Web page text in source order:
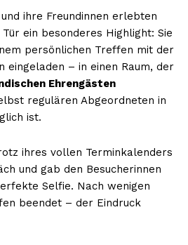
ihre Freundinnen erlebten
ein besonderes Highlight: Sie
persönlichen Treffen mit der
eingeladen – in einen Raum, der
Ehrengästen
regulären Abgeordneten in
ist.
ihres vollen Terminkalenders
und gab den Besucherinnen
Selfie. Nach wenigen
beendet – der Eindruck